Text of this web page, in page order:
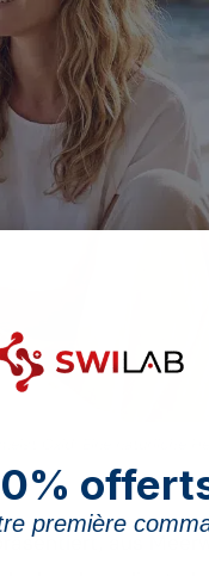
Oxid: Eine natürliche
aus
première